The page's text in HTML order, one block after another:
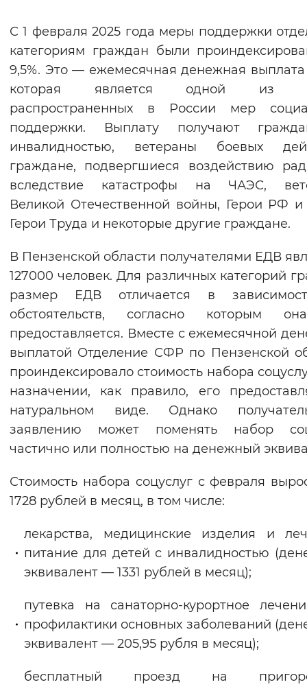
Цвет сайта
Монохромный
Синий фон
Изображения
Включены Выключены
Звуковой ассистент
Воспроизвести Остановить
Вернуть стандартные настройки
С 1 февраля 2025 года меры поддержки
категориям граждан были
9,5%. Это — ежемесячная денежная
которая является одной из
распространенных в России мер
поддержки. Выплату получают
инвалидностью, ветераны боевых
граждане, подвергшиеся воздействию
вследствие катастрофы на ЧАЭС,
Великой Отечественной войны, Герои РФ
Герои Труда и некоторые другие граждане.
В Пензенской области получателями ЕДВ
127000 человек. Для различных категорий
размер ЕДВ отличается в
обстоятельств, согласно которым
предоставляется. Вместе с ежемесячной
выплатой Отделение СФР по Пензенской
проиндексировало стоимость набора
назначении, как правило, его
натуральном виде. Однако
заявлению может поменять набор
частично или полностью на денежный
Стоимость набора соцуслуг с февраля
1728 рублей в месяц, в том числе:
лекарства, медицинские изделия и
питание для детей с инвалидностью
эквивалент — 1331 рублей в месяц);
путевка на санаторно-курортное
профилактики основных заболеваний
эквивалент — 205,95 рубля в месяц);
бесплатный проезд на